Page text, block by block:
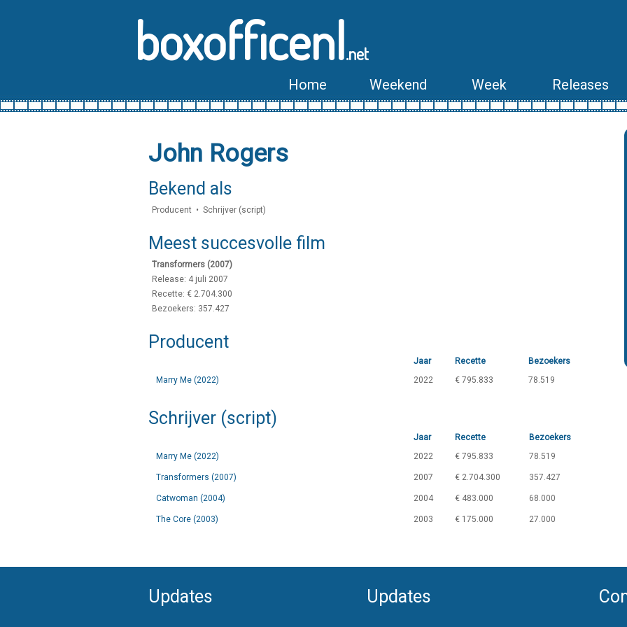
boxofficenl.net
Home Weekend Week Releases
John Rogers
Bekend als
Producent • Schrijver (script)
Meest succesvolle film
Transformers (2007)
Release: 4 juli 2007
Recette: € 2.704.300
Bezoekers: 357.427
Producent
Jaar Recette
Bezoekers
Marry Me (2022)
2022 € 795.833 78.519
Schrijver (script)
Jaar Recette
Bezoekers
Marry Me (2022)
2022 € 795.833 78.519
Transformers (2007) 2007 € 2.704.300 357.427
Catwoman (2004) 2004 € 483.000 68.000
The Core (2003) 2003 € 175.000 27.000
Updates Updates